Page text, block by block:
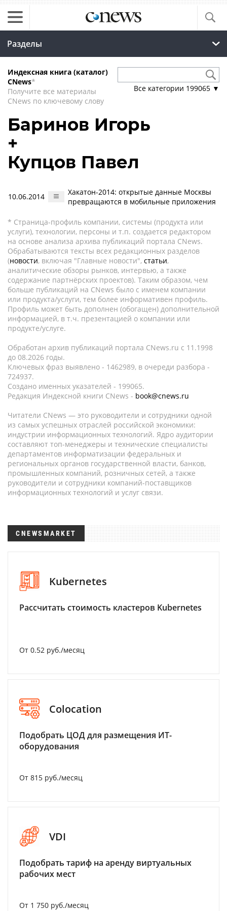
Разделы
Индексная книга (каталог)
CNews*
Получите все материалы
CNews по ключевому слову
Все категории 199065 ▼
Баринов Игорь
+
Купцов Павел
10.06.2014
Хакатон-2014: открытые данные Москвы
превращаются в мобильные приложения
* Страница-профиль компании, системы (продукта или
услуги), технологии, персоны и т.п. создается редактором
на основе анализа архива публикаций портала CNews.
Обрабатываются тексты всех редакционных разделов
(новости, включая "Главные новости", статьи,
аналитические обзоры рынков, интервью, а также
содержание партнёрских проектов). Таким образом, чем
больше публикаций на CNews было с именем компании
или продукта/услуги, тем более информативен профиль.
Профиль может быть дополнен (обогащен) дополнительной
информацией, в т.ч. презентацией о компании или
продукте/услуге.
Обработан архив публикаций портала CNews.ru c 11.1998
до 08.2026 годы.
Ключевых фраз выявлено - 1462989, в очереди разбора -
724937.
Создано именных указателей - 199065.
Редакция Индексной книги CNews - book@cnews.ru
Читатели CNews — это руководители и сотрудники одной
из самых успешных отраслей российской экономики:
индустрии информационных технологий. Ядро аудитории
составляют топ-менеджеры и технические специалисты
департаментов информатизации федеральных и
региональных органов государственной власти, банков,
промышленных компаний, розничных сетей, а также
руководители и сотрудники компаний-поставщиков
информационных технологий и услуг связи.
CNEWSMARKET
Kubernetes
Рассчитать стоимость кластеров Kubernetes
От 0.52 руб./месяц
Colocation
Подобрать ЦОД для размещения ИТ-
оборудования
От 815 руб./месяц
VDI
Подобрать тариф на аренду виртуальных
рабочих мест
От 1 750 руб./месяц